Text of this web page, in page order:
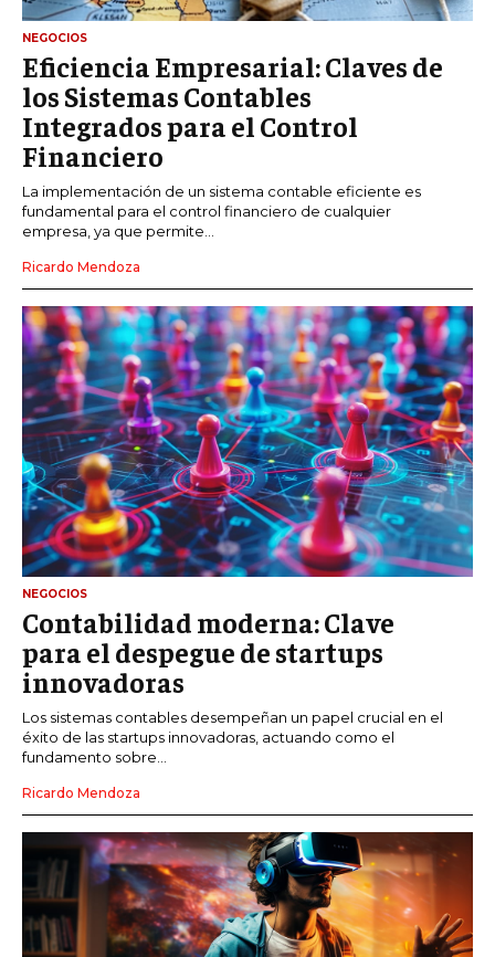
NEGOCIOS
Eficiencia Empresarial: Claves de
los Sistemas Contables
Integrados para el Control
Financiero
La implementación de un sistema contable eficiente es
fundamental para el control financiero de cualquier
empresa, ya que permite...
Ricardo Mendoza
NEGOCIOS
Contabilidad moderna: Clave
para el despegue de startups
innovadoras
Los sistemas contables desempeñan un papel crucial en el
éxito de las startups innovadoras, actuando como el
fundamento sobre...
Ricardo Mendoza